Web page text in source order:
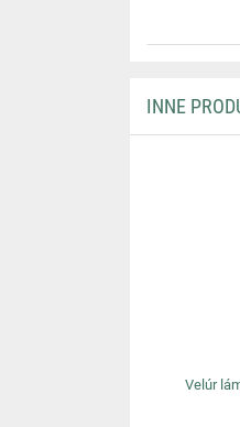
INNE
Velúr